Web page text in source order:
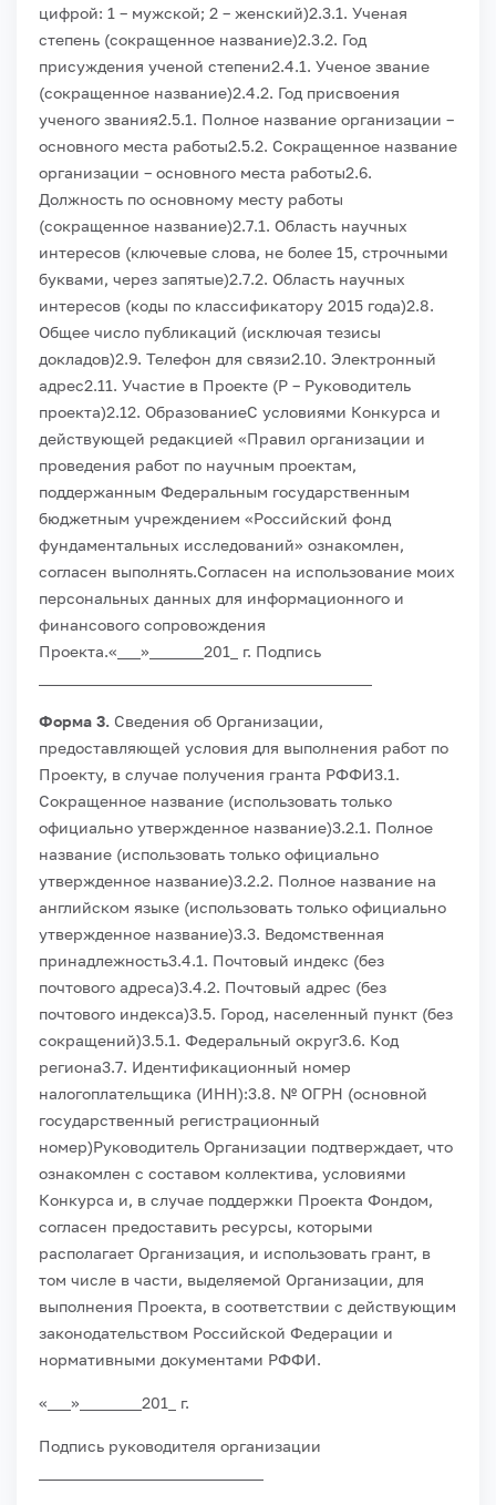
цифрой: 1 – мужской; 2 – женский)2.3.1. Ученая
степень (сокращенное название)2.3.2. Год
присуждения ученой степени2.4.1. Ученое звание
(сокращенное название)2.4.2. Год присвоения
ученого звания2.5.1. Полное название организации –
основного места работы2.5.2. Сокращенное название
организации – основного места работы2.6.
Должность по основному месту работы
(сокращенное название)2.7.1. Область научных
интересов (ключевые слова, не более 15, строчными
буквами, через запятые)2.7.2. Область научных
интересов (коды по классификатору 2015 года)2.8.
Общее число публикаций (исключая тезисы
докладов)2.9. Телефон для связи2.10. Электронный
адрес2.11. Участие в Проекте (Р – Руководитель
проекта)2.12. ОбразованиеС условиями Конкурса и
действующей редакцией «Правил организации и
проведения работ по научным проектам,
поддержанным Федеральным государственным
бюджетным учреждением «Российский фонд
фундаментальных исследований» ознакомлен,
согласен выполнять.Согласен на использование моих
персональных данных для информационного и
финансового сопровождения
Проекта.«___»_______201_ г. Подпись
Форма 3. Сведения об Организации,
предоставляющей условия для выполнения работ по
Проекту, в случае получения гранта РФФИ3.1.
Сокращенное название (использовать только
официально утвержденное название)3.2.1. Полное
название (использовать только официально
утвержденное название)3.2.2. Полное название на
английском языке (использовать только официально
утвержденное название)3.3. Ведомственная
принадлежность3.4.1. Почтовый индекс (без
почтового адреса)3.4.2. Почтовый адрес (без
почтового индекса)3.5. Город, населенный пункт (без
сокращений)3.5.1. Федеральный округ3.6. Код
региона3.7. Идентификационный номер
налогоплательщика (ИНН):3.8. № ОГРН (основной
государственный регистрационный
номер)Руководитель Организации подтверждает, что
ознакомлен с составом коллектива, условиями
Конкурса и, в случае поддержки Проекта Фондом,
согласен предоставить ресурсы, которыми
располагает Организация, и использовать грант, в
том числе в части, выделяемой Организации, для
выполнения Проекта, в соответствии с действующим
законодательством Российской Федерации и
нормативными документами РФФИ.
«___»________201_ г.
Подпись руководителя организации